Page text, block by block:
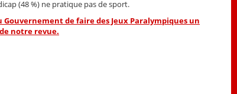
(48 %) ne pratique pas de sport.
de faire des Jeux Paralympiques un
notre revue.